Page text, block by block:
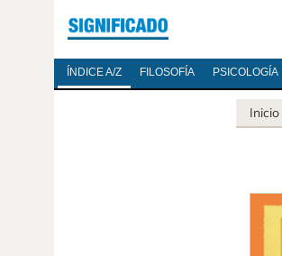
ÍNDICE A/Z FILOSOFÍA PSICOLOGÍA
Inicio